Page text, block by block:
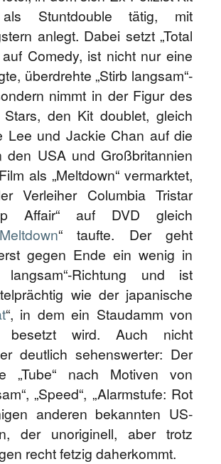
Stuntdouble tätig, mit
anlegt. Dabei setzt „Total
auf Comedy, ist nicht nur eine
überdrehte „Stirb langsam“-
nimmt in der Figur des
Stars, den Kit doublet, gleich
Lee und Jackie Chan auf die
den USA und Großbritannien
als „Meltdown“ vermarktet,
Verleiher Columbia Tristar
Affair“ auf DVD gleich
“ taufte. Der geht
gegen Ende ein wenig in
Richtung und ist
wie der japanische
“, in dem ein Staudamm von
besetzt wird. Auch nicht
deutlich sehenswerter: Der
„Tube“ nach Motiven von
„Speed“, „Alarmstufe: Rot
anderen bekannten US-
der unoriginell, aber trotz
recht fetzig daherkommt.